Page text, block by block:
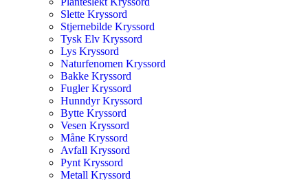
Slette Kryssord
Stjernebilde Kryssord
Tysk Elv Kryssord
Lys Kryssord
Naturfenomen Kryssord
Bakke Kryssord
Fugler Kryssord
Hunndyr Kryssord
Bytte Kryssord
Vesen Kryssord
Måne Kryssord
Avfall Kryssord
Pynt Kryssord
Metall Kryssord